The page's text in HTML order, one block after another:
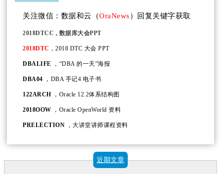
关注微信：数据和云（OraNews）回复关键字获取
2018DTCC , 数据库大会PPT
2018DTC ，2018 DTC 大会 PPT
DBALIFE ，“DBA 的一天”海报
DBA04 ，DBA 手记4 电子书
122ARCH ，Oracle 12.2体系结构图
2018OOW ，Oracle OpenWorld 资料
PRELECTION ，大讲堂讲师课程资料
近期文章